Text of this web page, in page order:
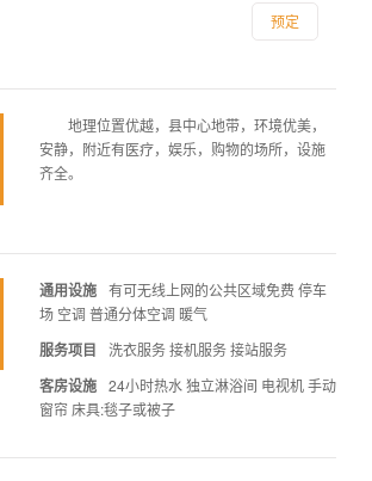
预定
地理位置优越，县中心地带，环境优美，
安静，附近有医疗，娱乐，购物的场所，设施
齐全。
通用设施 有可无线上网的公共区域免费 停车
场 空调 普通分体空调 暖气
服务项目 洗衣服务 接机服务 接站服务
客房设施 24小时热水 独立淋浴间 电视机 手动
窗帘 床具:毯子或被子